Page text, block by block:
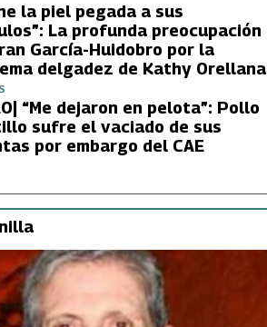
la piel pegada a sus
La profunda preocupación
García-Huidobro por la
delgadez de Kathy Orellana
“Me dejaron en pelota”: Pollo
sufre el vaciado de sus
por embargo del CAE